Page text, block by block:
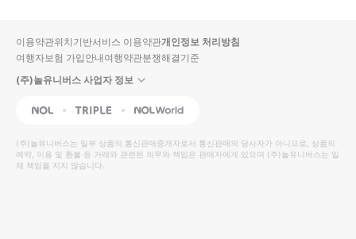
입니
다.
높
은
순
동
영
상
순
상
이용약관위치기반서비스 이용약관개인정보 처리방침
여행자보험 가입안내여행약관분쟁해결기준
(주)놀유니버스 사업자 정보
NOL Triple Interpark Global
(주)놀유니버스는 일부 상품의 통신판매중개자로서 통신판매의 당사자가 아니므로, 상품의
예약, 이용 및 환불 등 거래와 관련된 의무와 책임은 판매자에게 있으며 (주)놀유니버스는 일
체 책임을 지지 않습니다.